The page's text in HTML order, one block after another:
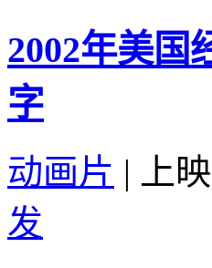
2002年美国
字
动画片 | 上
发